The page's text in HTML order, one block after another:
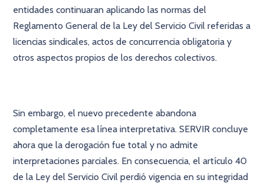
entidades continuaran aplicando las normas del
Reglamento General de la Ley del Servicio Civil referidas a
licencias sindicales, actos de concurrencia obligatoria y
otros aspectos propios de los derechos colectivos.
Sin embargo, el nuevo precedente abandona
completamente esa línea interpretativa. SERVIR concluye
ahora que la derogación fue total y no admite
interpretaciones parciales. En consecuencia, el artículo 40
de la Ley del Servicio Civil perdió vigencia en su integridad